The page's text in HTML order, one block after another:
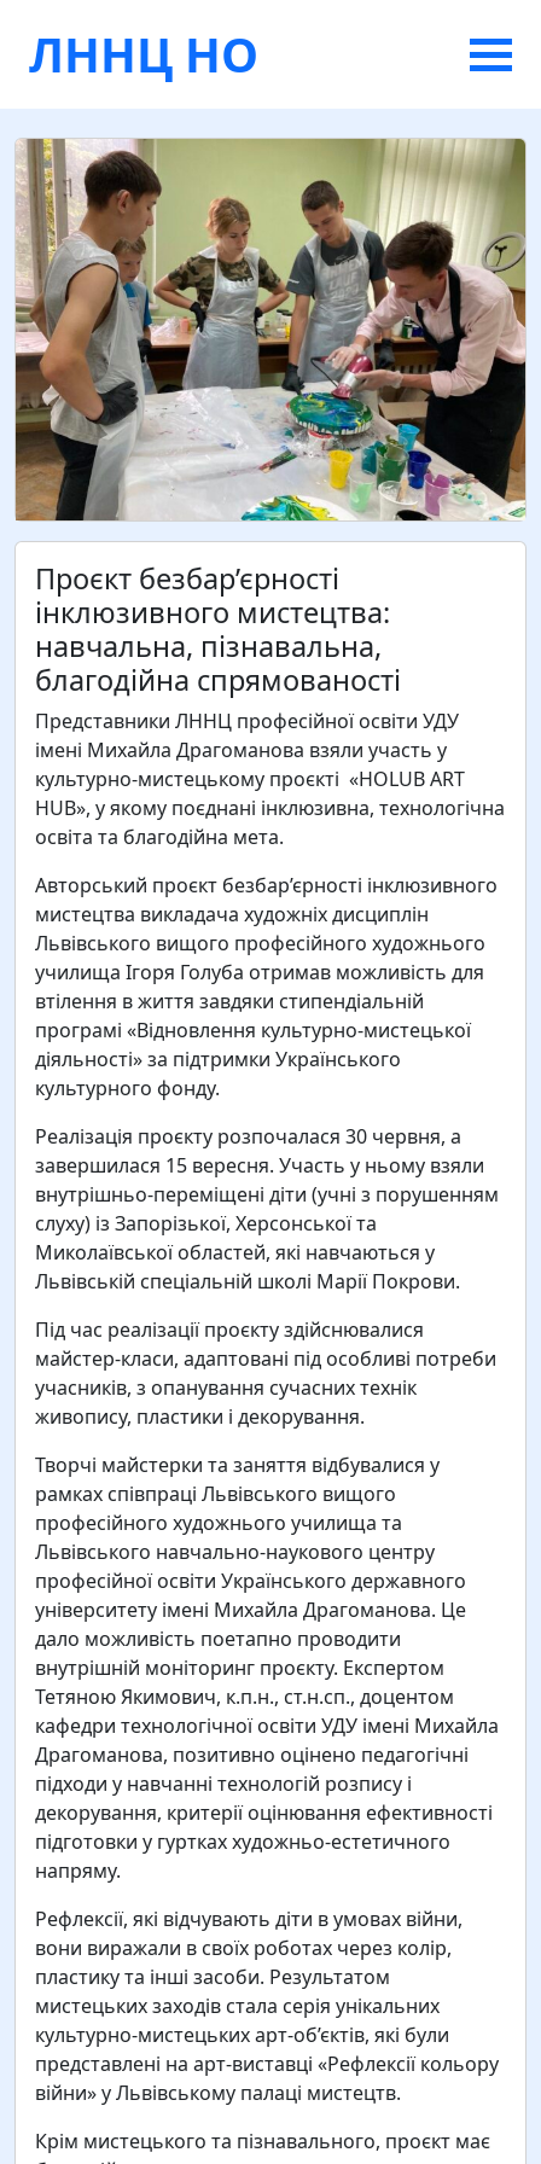
ЛННЦ НО
Проєкт безбар’єрності
інклюзивного мистецтва:
навчальна, пізнавальна,
благодійна спрямованості
Представники ЛННЦ професійної освіти УДУ
імені Михайла Драгоманова взяли участь у
культурно-мистецькому проєкті «HOLUB ART
HUB», у якому поєднані інклюзивна, технологічна
освіта та благодійна мета.
Авторський проєкт безбар’єрності інклюзивного
мистецтва викладача художніх дисциплін
Львівського вищого професійного художнього
училища Ігоря Голуба отримав можливість для
втілення в життя завдяки стипендіальній
програмі «Відновлення культурно-мистецької
діяльності» за підтримки Українського
культурного фонду.
Реалізація проєкту розпочалася 30 червня, а
завершилася 15 вересня. Участь у ньому взяли
внутрішньо-переміщені діти (учні з порушенням
слуху) із Запорізької, Херсонської та
Миколаївської областей, які навчаються у
Львівській спеціальній школі Марії Покрови.
Під час реалізації проєкту здійснювалися
майстер-класи, адаптовані під особливі потреби
учасників, з опанування сучасних технік
живопису, пластики і декорування.
Творчі майстерки та заняття відбувалися у
рамках співпраці Львівського вищого
професійного художнього училища та
Львівського навчально-наукового центру
професійної освіти Українського державного
університету імені Михайла Драгоманова. Це
дало можливість поетапно проводити
внутрішній моніторинг проєкту. Експертом
Тетяною Якимович, к.п.н., ст.н.сп., доцентом
кафедри технологічної освіти УДУ імені Михайла
Драгоманова, позитивно оцінено педагогічні
підходи у навчанні технологій розпису і
декорування, критерії оцінювання ефективності
підготовки у гуртках художньо-естетичного
напряму.
Рефлексії, які відчувають діти в умовах війни,
вони виражали в своїх роботах через колір,
пластику та інші засоби. Результатом
мистецьких заходів стала серія унікальних
культурно-мистецьких арт-об’єктів, які були
представлені на арт-виставці «Рефлексії кольору
війни» у Львівському палаці мистецтв.
Крім мистецького та пізнавального, проєкт має
Колектив Львівського навчально-наукового
центру професійної освіти НПУ ім. М.
Драгоманова щиро вітає директора Михайла
Павловича Копельчака. Шановний Михайле